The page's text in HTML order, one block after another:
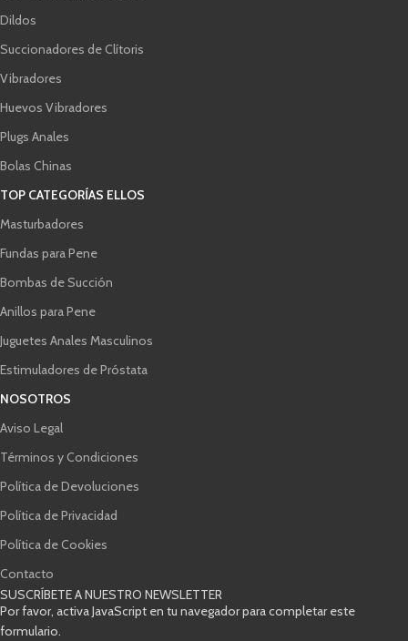
Dildos
Succionadores de Clítoris
Vibradores
Huevos Vibradores
Plugs Anales
Bolas Chinas
TOP CATEGORÍAS ELLOS
Masturbadores
Fundas para Pene
Bombas de Succión
Anillos para Pene
Juguetes Anales Masculinos
Estimuladores de Próstata
NOSOTROS
Aviso Legal
Términos y Condiciones
Política de Devoluciones
Política de Privacidad
Política de Cookies
Contacto
SUSCRÍBETE A NUESTRO NEWSLETTER
Por favor, activa JavaScript en tu navegador para completar este
formulario.